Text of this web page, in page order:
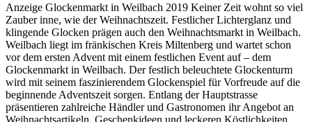
Anzeige Glockenmarkt in Weilbach 2019 Keiner Zeit wohnt so viel
Zauber inne, wie der Weihnachtszeit. Festlicher Lichterglanz und
klingende Glocken prägen auch den Weihnachtsmarkt in Weilbach.
Weilbach liegt im fränkischen Kreis Miltenberg und wartet schon
vor dem ersten Advent mit einem festlichen Event auf – dem
Glockenmarkt in Weilbach. Der festlich beleuchtete Glockenturm
wird mit seinem faszinierendem Glockenspiel für Vorfreude auf die
beginnende Adventszeit sorgen. Entlang der Hauptstrasse
präsentieren zahlreiche Händler und Gastronomen ihr Angebot an
Weihnachtsartikeln, Geschenkideen und leckeren Köstlichkeiten.